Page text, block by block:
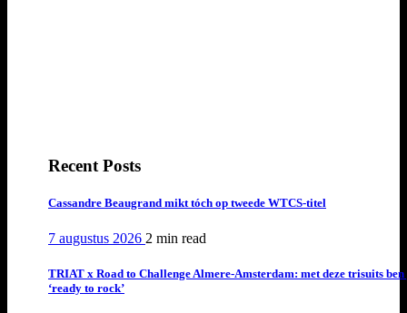
Recent Posts
Cassandre Beaugrand mikt tóch op tweede WTCS-titel
7 augustus 2026 2 min read
TRIAT x Road to Challenge Almere-Amsterdam: met deze trisuits ben
‘ready to rock’